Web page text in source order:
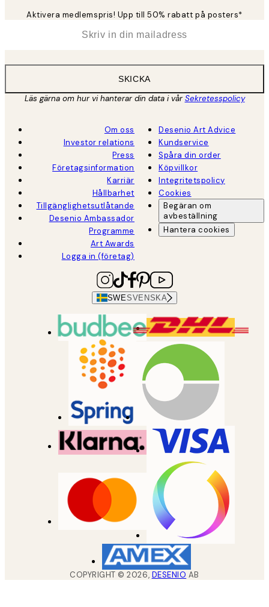
Aktivera medlemspris! Upp till 50% rabatt på posters*
SKICKA
Läs gärna om hur vi hanterar din data i vårSekretesspolicy
Om oss
Investor relations
Press
Företagsinformation
Karriär
Hållbarhet
Tillgänglighetsutlåtande
Desenio Ambassador
Programme
Art Awards
Logga in (företag)
Desenio Art Advice
Kundservice
Spåra din order
Köpvillkor
Integritetspolicy
Cookies
Begäran om
avbeställning
Hantera cookies
SWESVENSKA
COPYRIGHT ©2026, DESENIO AB